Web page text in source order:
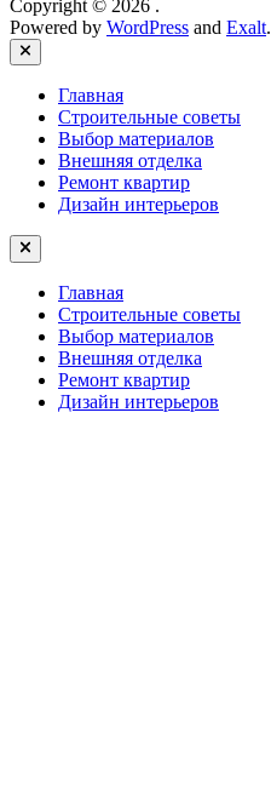
Copyright © 2026 .
Powered by WordPress and Exalt.
Close
Главная
Строительные советы
Выбор материалов
Внешняя отделка
Ремонт квартир
Дизайн интерьеров
Главная
Строительные советы
Выбор материалов
Внешняя отделка
Ремонт квартир
Дизайн интерьеров